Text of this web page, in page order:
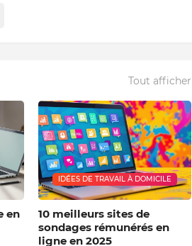
Tout afficher
en
IDÉES DE TRAVAIL À DOMICILE
10 meilleurs sites de
sondages rémunérés en
ligne en 2025